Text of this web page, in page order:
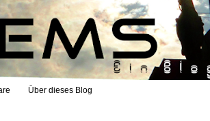
Über dieses Blog